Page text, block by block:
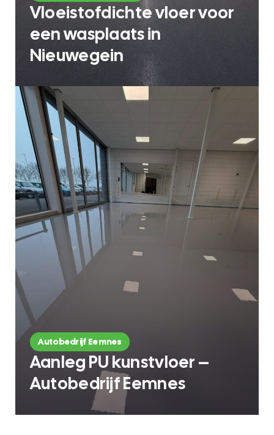
Vloeistofdichte vloer voor
een wasplaats in
Nieuwegein
Autobedrijf Eemnes
Aanleg PU kunstvloer –
Autobedrijf Eemnes